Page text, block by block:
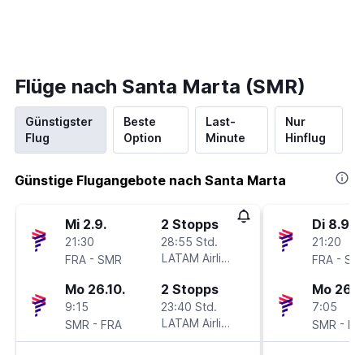
Flüge nach Santa Marta (SMR)
Günstigster
Flug
Beste
Option
Last-
Minute
Nur
Hinflug
Günstige Flugangebote nach Santa Marta
Mi 2.9.
21:30
FRA - SMR
2 Stopps
28:55 Std.
LATAM Airlines
Mo 26.10.
9:15
SMR - FRA
2 Stopps
23:40 Std.
LATAM Airlines
Di 8.9.
21:20
FRA -
Mo
7:05
SMR -